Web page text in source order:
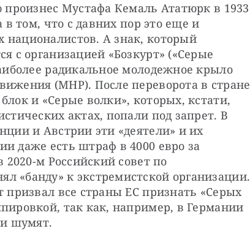
произнес Мустафа Кемаль Ататюрк в 1933
в том, что с давних пор это еще и
А знак, который
с организацией «Бозкурт» («Серые
радикальное молодежное крыло
(МНР). После переворота в стране
и «Серые волки», которых, кстати,
актах, попали под запрет. В
и Австрии эти «деятели» и их
даже есть штраф в 4000 евро за
м Российский совет по
«банду» к экстремистской организации.
призвал все страны ЕС признать «Серых
так как, например, в Германии
шумят.